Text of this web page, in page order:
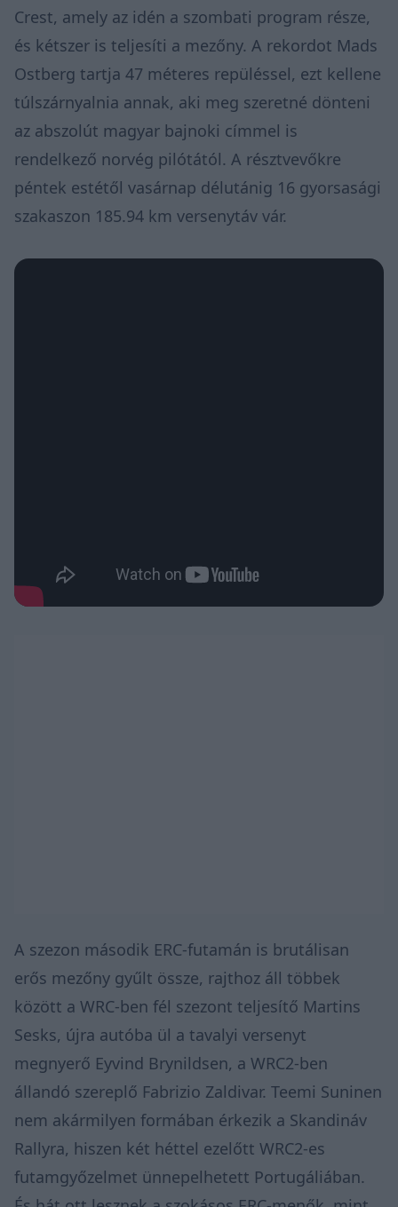
Crest, amely az idén a szombati program része,
és kétszer is teljesíti a mezőny. A rekordot Mads
Ostberg tartja 47 méteres repüléssel, ezt kellene
túlszárnyalnia annak, aki meg szeretné dönteni
az abszolút magyar bajnoki címmel is
rendelkező norvég pilótától. A résztvevőkre
péntek estétől vasárnap délutánig 16 gyorsasági
szakaszon 185.94 km versenytáv vár.
A szezon második ERC-futamán is brutálisan
erős mezőny gyűlt össze, rajthoz áll többek
között a WRC-ben fél szezont teljesítő Martins
Sesks, újra autóba ül a tavalyi versenyt
megnyerő Eyvind Brynildsen, a WRC2-ben
állandó szereplő Fabrizio Zaldivar. Teemi Suninen
nem akármilyen formában érkezik a Skandináv
Rallyra, hiszen két héttel ezelőtt WRC2-es
futamgyőzelmet ünnepelhetett Portugáliában.